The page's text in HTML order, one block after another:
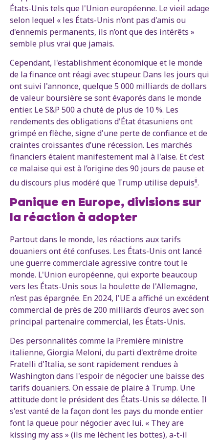
États-Unis tels que l'Union européenne. Le vieil adage
selon lequel « les États-Unis n’ont pas d'amis ou
d'ennemis permanents, ils n’ont que des intérêts »
semble plus vrai que jamais.
Cependant, l'establishment économique et le monde
de la finance ont réagi avec stupeur. Dans les jours qui
ont suivi l'annonce, quelque 5 000 milliards de dollars
de valeur boursière se sont évaporés dans le monde
entier. Le S&P 500 a chuté de plus de 10 %. Les
rendements des obligations d'État étasuniens ont
grimpé en flèche, signe d'une perte de confiance et de
craintes croissantes d’une récession. Les marchés
financiers étaient manifestement mal à l'aise. Et c’est
ce malaise qui est à l’origine des 90 jours de pause et
du discours plus modéré que Trump utilise depuisii.
Panique en Europe, divisions sur
la réaction à adopter
Partout dans le monde, les réactions aux tarifs
douaniers ont été confuses. Les États-Unis ont lancé
une guerre commerciale agressive contre tout le
monde. L'Union européenne, qui exporte beaucoup
vers les États-Unis sous la houlette de l'Allemagne,
n’est pas épargnée. En 2024, l'UE a affiché un excédent
commercial de près de 200 milliards d'euros avec son
principal partenaire commercial, les États-Unis.
Des personnalités comme la Première ministre
italienne, Giorgia Meloni, du parti d'extrême droite
Fratelli d'Italia, se sont rapidement rendues à
Washington dans l'espoir de négocier une baisse des
tarifs douaniers. On essaie de plaire à Trump. Une
attitude dont le président des États-Unis se délecte. Il
s'est vanté de la façon dont les pays du monde entier
font la queue pour négocier avec lui. « They are
kissing my ass » (ils me lèchent les bottes), a-t-il